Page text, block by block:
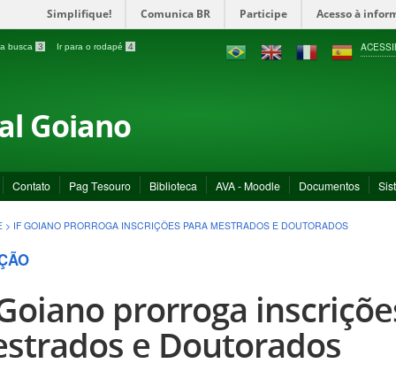
Simplifique! Comunica BR Participe Acesso à
busca 3 Ir para o rodapé 4
Goiano
Contato Pag Tesouro Biblioteca AVA - Moodle Documentos
> IF GOIANO PRORROGA INSCRIÇÕES PARA MESTRADOS E DOUTORADOS
prorroga
e Doutorados